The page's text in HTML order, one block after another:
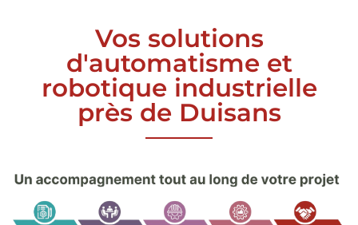
Vos solutions
d'automatisme et
robotique industrielle
près de Duisans